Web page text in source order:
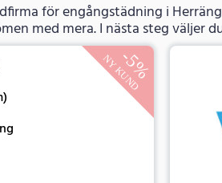
för engångstädning i
med mera. I nästa steg väljer